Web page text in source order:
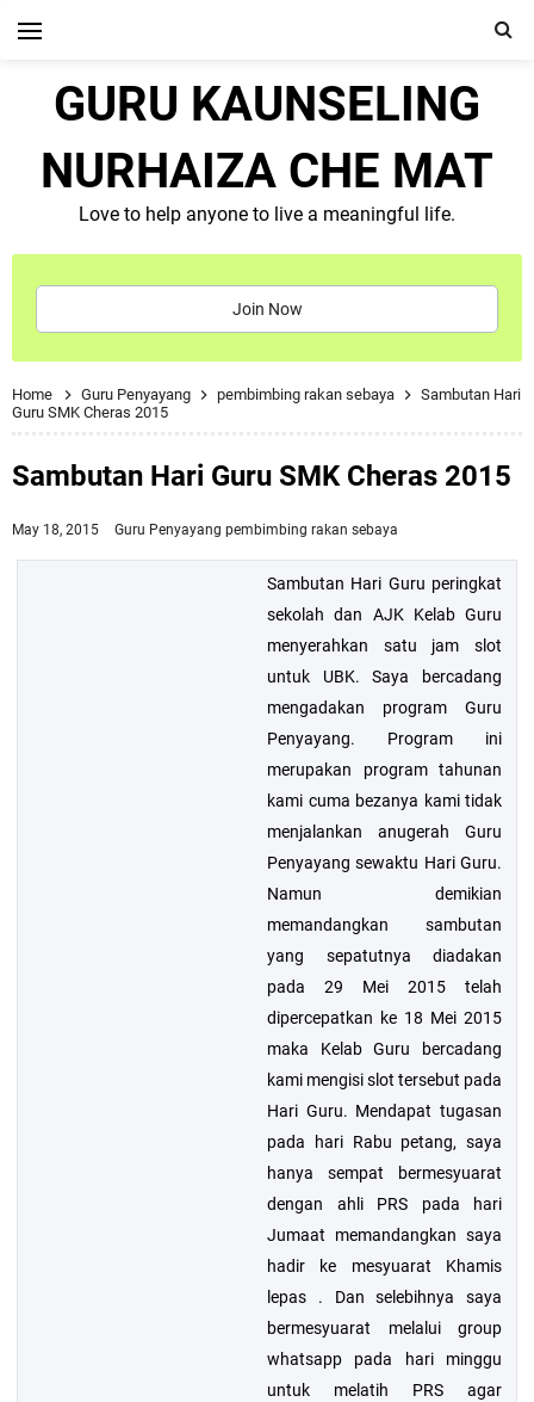
GURU KAUNSELING
NURHAIZA CHE MAT
Love to help anyone to live a meaningful life.
Join Now
Home Guru Penyayang pembimbing rakan sebaya
Sambutan Hari
Guru SMK Cheras 2015
Sambutan Hari Guru SMK Cheras 2015
May 18, 2015 Guru Penyayang pembimbing rakan sebaya
Sambutan Hari Guru peringkat
sekolah dan AJK Kelab Guru
menyerahkan satu jam slot
untuk UBK. Saya bercadang
mengadakan program Guru
Penyayang. Program ini
merupakan program tahunan
kami cuma bezanya kami tidak
menjalankan anugerah Guru
Penyayang sewaktu Hari Guru.
Namun demikian
memandangkan sambutan
yang sepatutnya diadakan
pada 29 Mei 2015 telah
dipercepatkan ke 18 Mei 2015
maka Kelab Guru bercadang
kami mengisi slot tersebut pada
Hari Guru. Mendapat tugasan
pada hari Rabu petang, saya
hanya sempat bermesyuarat
dengan ahli PRS pada hari
Jumaat memandangkan saya
hadir ke mesyuarat Khamis
lepas . Dan selebihnya saya
bermesyuarat melalui group
whatsapp pada hari minggu
untuk melatih PRS agar